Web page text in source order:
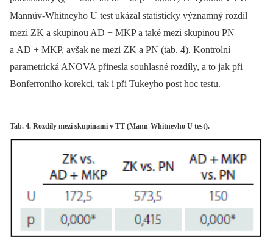
Mannův-Whitneyho U test ukázal statisticky významný rozdíl
mezi ZK a skupinou AD + MKP a také mezi skupinou PN
a AD + MKP, avšak ne mezi ZK a PN (tab. 4). Kontrolní
parametrická ANOVA přinesla souhlasné rozdíly, a to jak při
Bonferroniho korekci, tak i při Tukeyho post hoc testu.
Tab. 4. Rozdíly mezi skupinami v TT (Mann-Whitneyho U test).